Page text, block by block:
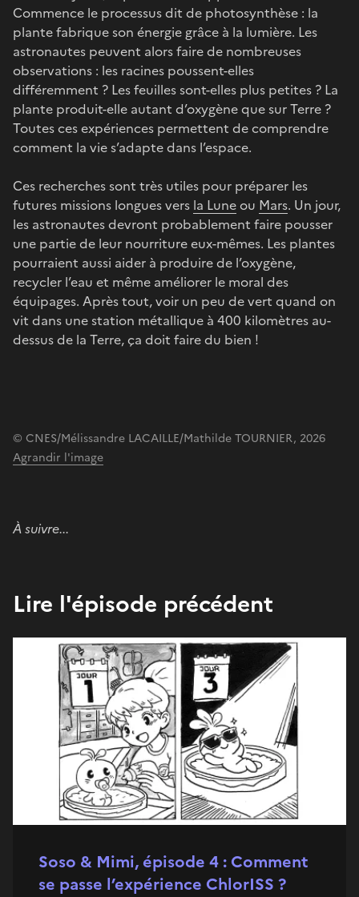
Commence le processus dit de photosynthèse : la
plante fabrique son énergie grâce à la lumière. Les
astronautes peuvent alors faire de nombreuses
observations : les racines poussent-elles
différemment ? Les feuilles sont-elles plus petites ? La
plante produit-elle autant d’oxygène que sur Terre ?
Toutes ces expériences permettent de comprendre
comment la vie s’adapte dans l’espace.
Ces recherches sont très utiles pour préparer les
futures missions longues vers la Luneou Mars. Un jour,
les astronautes devront probablement faire pousser
une partie de leur nourriture eux-mêmes. Les plantes
pourraient aussi aider à produire de l’oxygène,
recycler l’eau et même améliorer le moral des
équipages. Après tout, voir un peu de vert quand on
vit dans une station métallique à 400 kilomètres au-
dessus de la Terre, ça doit faire du bien !
© CNES/Mélissandre LACAILLE/Mathilde TOURNIER, 2026
Agrandir l'image
À suivre...
Lire l'épisode précédent
Soso & Mimi, épisode 4 : Comment
se passe l’expérience ChlorISS ?